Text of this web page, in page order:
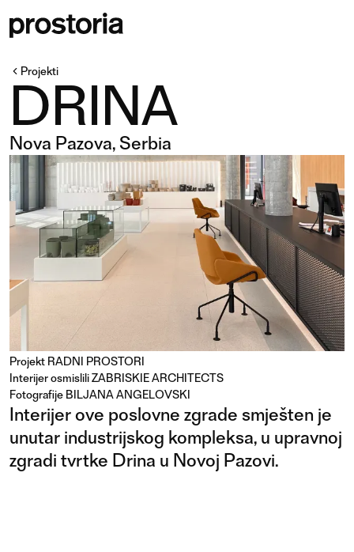
Projekti
DRINA
Nova Pazova, Serbia
Projekt RADNI PROSTORI
Interijer osmislili ZABRISKIE ARCHITECTS
Fotografije BILJANA ANGELOVSKI
Interijer ove poslovne zgrade smješten je
unutar industrijskog kompleksa, u upravnoj
zgradi tvrtke Drina u Novoj Pazovi.